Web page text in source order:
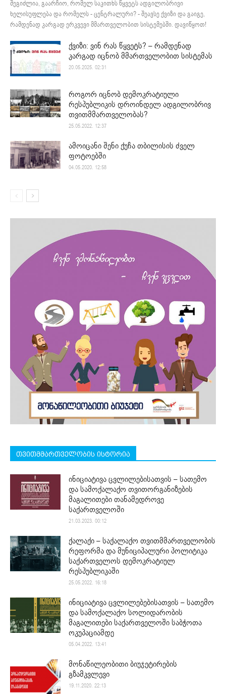
შეგიძლია, გაარჩიო, რომელ საკითხს წყვეტს ადგილობრივი
ხელისუფლება და რომელს - ცენტრალური? - შეავსე ქვიზი და გაიგე,
რამდენად კარგად ერკვევი მმართველობით სისტემებში. დავიწყოთ!
ქვიზი: ვინ რას წყვეტს? – რამდენად
კარგად იცნობ მმართველობით სისტემას
20.05.2025. 02:31
როგორ იცნობ დემოკრატიული
რესპუბლიკის დროინდელ ადგილობრივ
თვითმმართველობას?
25.05.2022. 12:37
ამოიცანი შენი ქუჩა თბილისის ძველ
ფოტოებში
04.05.2020. 12:58
თვითმმართველობის ისტორია
ინიციატივა ცვლილებისათვის – სათემო
და სამოქალაქო თვითორგანიზების
მაგალითები თანამედროვე
საქართველოში
21.03.2023. 00:12
ქალაქი – საქალაქო თვითმმართველობის
რეფორმა და მუნიციპალური პოლიტიკა
საქართველოს დემოკრატიულ
რესპუბლიკაში
25.05.2022. 16:18
ინიციატივა ცვლილებებისათვის – სათემო
და სამოქალაქო სოლიდარობის
მაგალითები საქართველოში საბჭოთა
ოკუპაციამდე
05.04.2022. 13:41
მონაწილეობითი ბიუჯეტირების
გზამკვლევი
19.11.2020. 22:13